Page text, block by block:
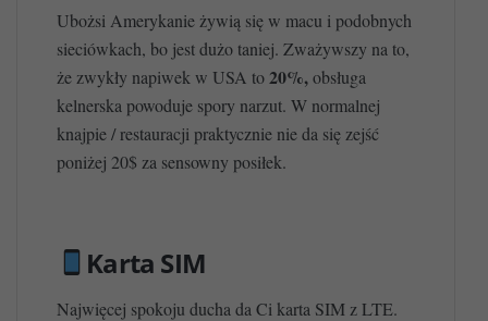
Ubożsi Amerykanie żywią się w macu i podobnych
sieciówkach, bo jest dużo taniej. Zważywszy na to,
że zwykły napiwek w USA to20%,obsługa
kelnerska powoduje spory narzut. W normalnej
knajpie / restauracji praktycznie nie da się zejść
poniżej 20$ za sensowny posiłek.
Karta SIM
Najwięcej spokoju ducha da Ci karta SIM z LTE.